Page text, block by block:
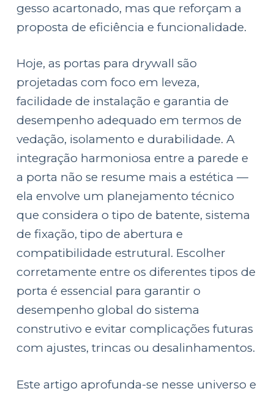
gesso acartonado, mas que reforçam a
proposta de eficiência e funcionalidade.
Hoje, as portas para drywall são
projetadas com foco em leveza,
facilidade de instalação e garantia de
desempenho adequado em termos de
vedação, isolamento e durabilidade. A
integração harmoniosa entre a parede e
a porta não se resume mais a estética —
ela envolve um planejamento técnico
que considera o tipo de batente, sistema
de fixação, tipo de abertura e
compatibilidade estrutural. Escolher
corretamente entre os diferentes tipos de
porta é essencial para garantir o
desempenho global do sistema
construtivo e evitar complicações futuras
com ajustes, trincas ou desalinhamentos.
Este artigo aprofunda-se nesse universo e